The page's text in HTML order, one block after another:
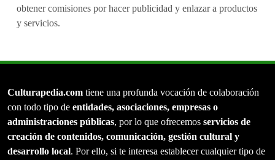
obtener comisiones por hacer publicidad y enlazar a productos
y servicios.
Culturapedia.com tiene una profunda vocación de colaboración
con todo tipo de entidades, asociaciones, empresas o
administraciones públicas, por lo que ofrecemos servicios de
creación de contenidos, comunicación, gestión cultural y
desarrollo local. Por ello, si te interesa establecer cualquier tipo de